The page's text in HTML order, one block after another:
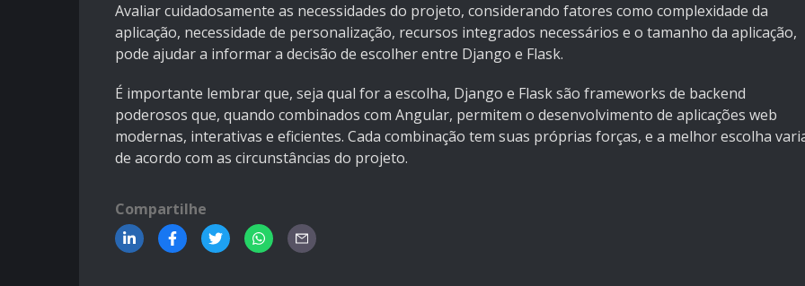
Avaliar cuidadosamente as necessidades do projeto, considerando fatores como complexidade da
aplicação, necessidade de personalização, recursos integrados necessários e o tamanho da aplicação,
pode ajudar a informar a decisão de escolher entre Django e Flask.
É importante lembrar que, seja qual for a escolha, Django e Flask são frameworks de backend
poderosos que, quando combinados com Angular, permitem o desenvolvimento de aplicações web
modernas, interativas e eficientes. Cada combinação tem suas próprias forças, e a melhor escolha
de acordo com as circunstâncias do projeto.
Compartilhe